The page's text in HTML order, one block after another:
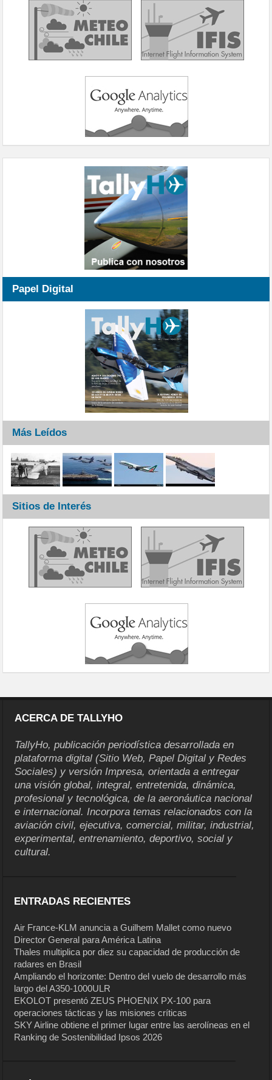
Papel Digital
Más Leídos
Sitios de Interés
ACERCA DE TALLYHO
TallyHo, publicación periodística desarrollada en
plataforma digital (Sitio Web, Papel Digital y Redes
Sociales) y versión Impresa, orientada a entregar
una visión global, integral, entretenida, dinámica,
profesional y tecnológica, de la aeronáutica nacional
e internacional. Incorpora temas relacionados con la
aviación civil, ejecutiva, comercial, militar, industrial,
experimental, entrenamiento, deportivo, social y
cultural.
ENTRADAS RECIENTES
Air France-KLM anuncia a Guilhem Mallet como nuevo
Director General para América Latina
Thales multiplica por diez su capacidad de producción de
radares en Brasil
Ampliando el horizonte: Dentro del vuelo de desarrollo más
largo del A350-1000ULR
EKOLOT presentó ZEUS PHOENIX PX-100 para
operaciones tácticas y las misiones críticas
SKY Airline obtiene el primer lugar entre las aerolíneas en el
Ranking de Sostenibilidad Ipsos 2026